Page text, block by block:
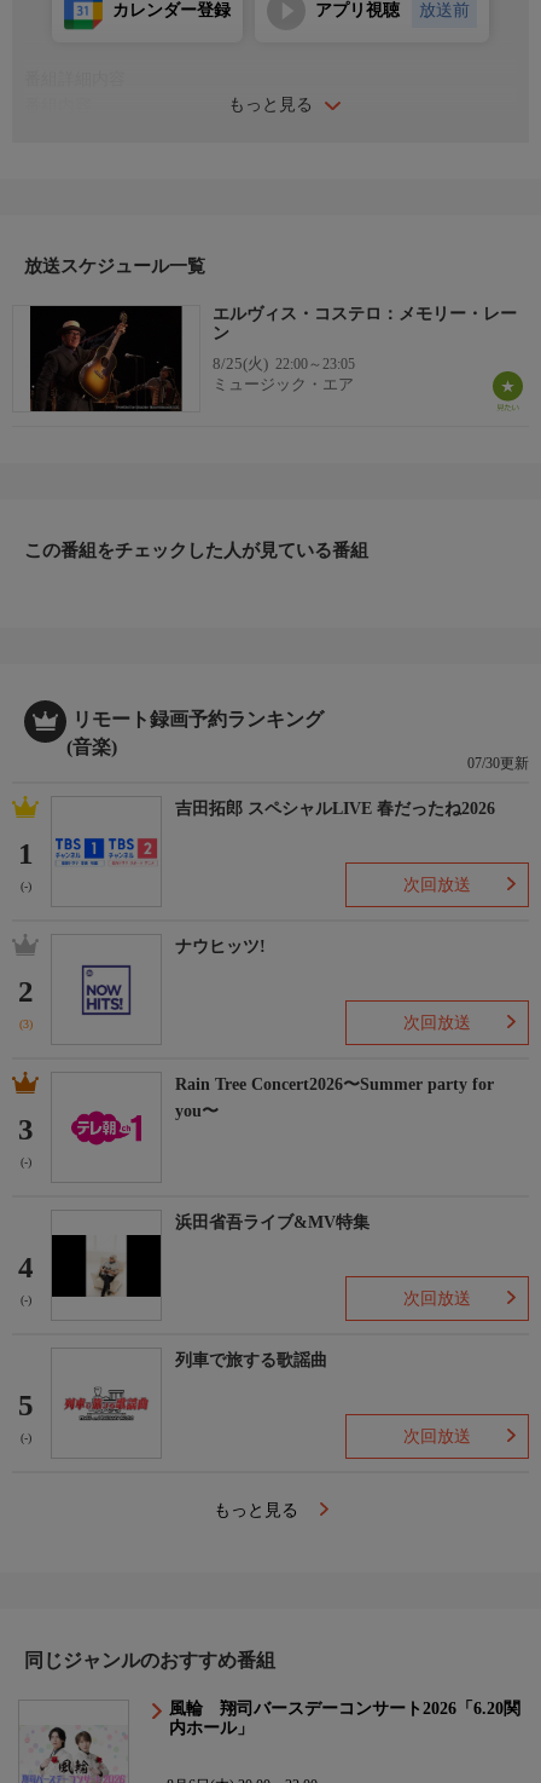
もっと見る
カレンダー登録 アプリ視聴 放送前
放送スケジュール一覧
エルヴィス・コステロ：メモリー・レー
ン
8/25(火) 22:00～23:05
ミュージック・エア
この番組をチェックした人が見ている番組
リモート録画予約ランキング
(音楽)
07/30更新
1
(-)
吉田拓郎 スペシャルLIVE 春だったね2026
次回放送
2
(3)
ナウヒッツ!
次回放送
3
(-)
Rain Tree Concert2026〜Summer party for
you〜
4
(-)
浜田省吾ライブ&MV特集
次回放送
5
(-)
列車で旅する歌謡曲
次回放送
もっと見る
同じジャンルのおすすめ番組
風輪 翔司バースデーコンサート2026「6.20関
内ホール」